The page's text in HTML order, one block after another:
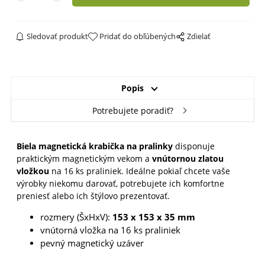
Sledovať produkt Pridať do obľúbených Zdielať
Popis
Potrebujete poradiť?
Biela magnetická krabička na pralinky disponuje
praktickým magnetickým vekom a vnútornou zlatou
vložkouna 16 ks praliniek. Ideálne pokiaľ chcete vaše
výrobky niekomu darovať, potrebujete ich komfortne
preniesť alebo ich štýlovo prezentovať.
rozmery (ŠxHxV): 153 x 153 x 35 mm
vnútorná vložka na 16 ks praliniek
pevný magnetický uzáver